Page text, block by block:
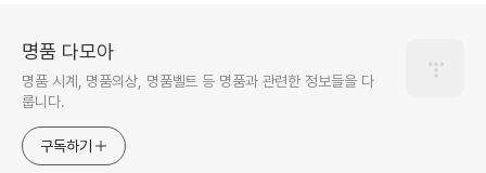
명품 다모아
명품 시계, 명품의상, 명품벨트 등 명품과 관련한 정보들을 다
룹니다.
구독하기